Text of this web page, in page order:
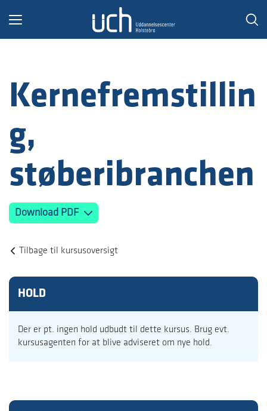
Toggle
Kernefremstillin
g,
støberibranchen
Download PDF
Tilbage til kursusoversigt
HOLD
Der er pt. ingen hold udbudt til dette kursus. Brug evt.
kursusagenten for at blive adviseret om nye hold.